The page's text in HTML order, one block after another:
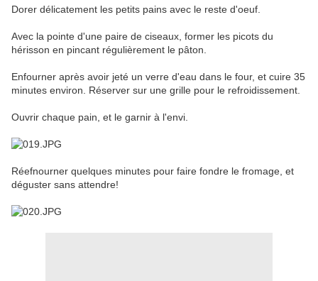
Dorer délicatement les petits pains avec le reste d'oeuf.
Avec la pointe d'une paire de ciseaux, former les picots du
hérisson en pincant régulièrement le pâton.
Enfourner après avoir jeté un verre d'eau dans le four, et cuire 35
minutes environ. Réserver sur une grille pour le refroidissement.
Ouvrir chaque pain, et le garnir à l'envi.
Réefnourner quelques minutes pour faire fondre le fromage, et
déguster sans attendre!